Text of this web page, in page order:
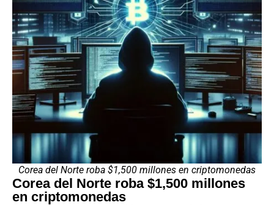
Corea del Norte roba $1,500 millones en criptomonedas
Corea del Norte roba $1,500 millones
en criptomonedas